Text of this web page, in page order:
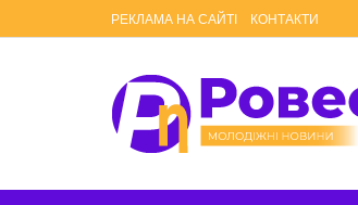
РЕКЛАМА НА САЙТІ КОНТАКТИ